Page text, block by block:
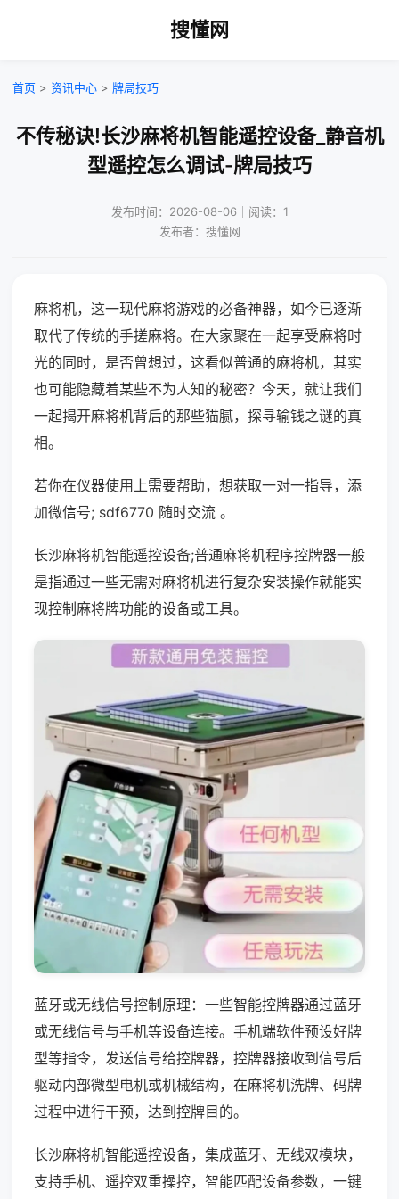
搜懂网
首页 > 资讯中心 > 牌局技巧
不传秘诀!长沙麻将机智能遥控设备_静音机
型遥控怎么调试-牌局技巧
发布时间：2026-08-06｜阅读：1
发布者：搜懂网
麻将机，这一现代麻将游戏的必备神器，如今已逐渐
取代了传统的手搓麻将。在大家聚在一起享受麻将时
光的同时，是否曾想过，这看似普通的麻将机，其实
也可能隐藏着某些不为人知的秘密？今天，就让我们
一起揭开麻将机背后的那些猫腻，探寻输钱之谜的真
相。
若你在仪器使用上需要帮助，想获取一对一指导，添
加微信号; sdf6770 随时交流 。
长沙麻将机智能遥控设备;普通麻将机程序控牌器一般
是指通过一些无需对麻将机进行复杂安装操作就能实
现控制麻将牌功能的设备或工具。
蓝牙或无线信号控制原理：一些智能控牌器通过蓝牙
或无线信号与手机等设备连接。手机端软件预设好牌
型等指令，发送信号给控牌器，控牌器接收到信号后
驱动内部微型电机或机械结构，在麻将机洗牌、码牌
过程中进行干预，达到控牌目的。
长沙麻将机智能遥控设备，集成蓝牙、无线双模块，
支持手机、遥控双重操控，智能匹配设备参数，一键